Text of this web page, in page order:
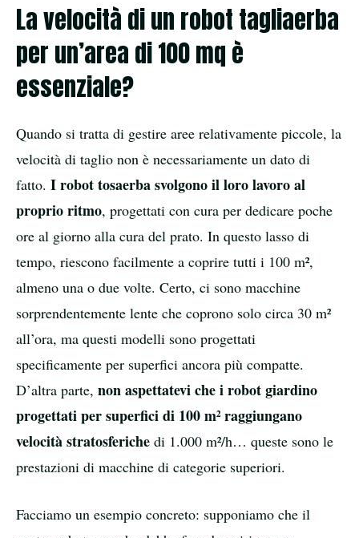
La velocità di un robot tagliaerba
per un’area di 100 mq è
essenziale?
Quando si tratta di gestire aree relativamente piccole, la
velocità di taglio non è necessariamente un dato di
fatto. I robot tosaerba svolgono il loro lavoro al
proprio ritmo, progettati con cura per dedicare poche
ore al giorno alla cura del prato. In questo lasso di
tempo, riescono facilmente a coprire tutti i 100 m²,
almeno una o due volte. Certo, ci sono macchine
sorprendentemente lente che coprono solo circa 30 m²
all’ora, ma questi modelli sono progettati
specificamente per superfici ancora più compatte.
D’altra parte, non aspettatevi che i robot giardino
progettati per superfici di 100 m² raggiungano
velocità stratosferiche di 1.000 m²/h… queste sono le
prestazioni di macchine di categorie superiori.
Facciamo un esempio concreto: supponiamo che il